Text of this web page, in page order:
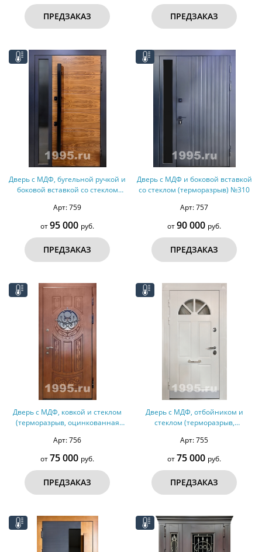
ПРЕДЗАКАЗ ПРЕДЗАКАЗ
Дверь с МДФ, бугельной ручкой и
боковой вставкой со стеклом
Арт: 759
от95 000 руб.
ПРЕДЗАКАЗ
Дверь с МДФ и боковой вставкой
со стеклом (терморазрыв) №310
Арт: 757
от90 000 руб.
ПРЕДЗАКАЗ
Дверь с МДФ, ковкой и стеклом
(терморазрыв, оцинкованная
Арт: 756
от 75 000 руб.
ПРЕДЗАКАЗ
Дверь с МДФ, отбойником и
стеклом (терморазрыв,
Арт: 755
от 75 000 руб.
ПРЕДЗАКАЗ